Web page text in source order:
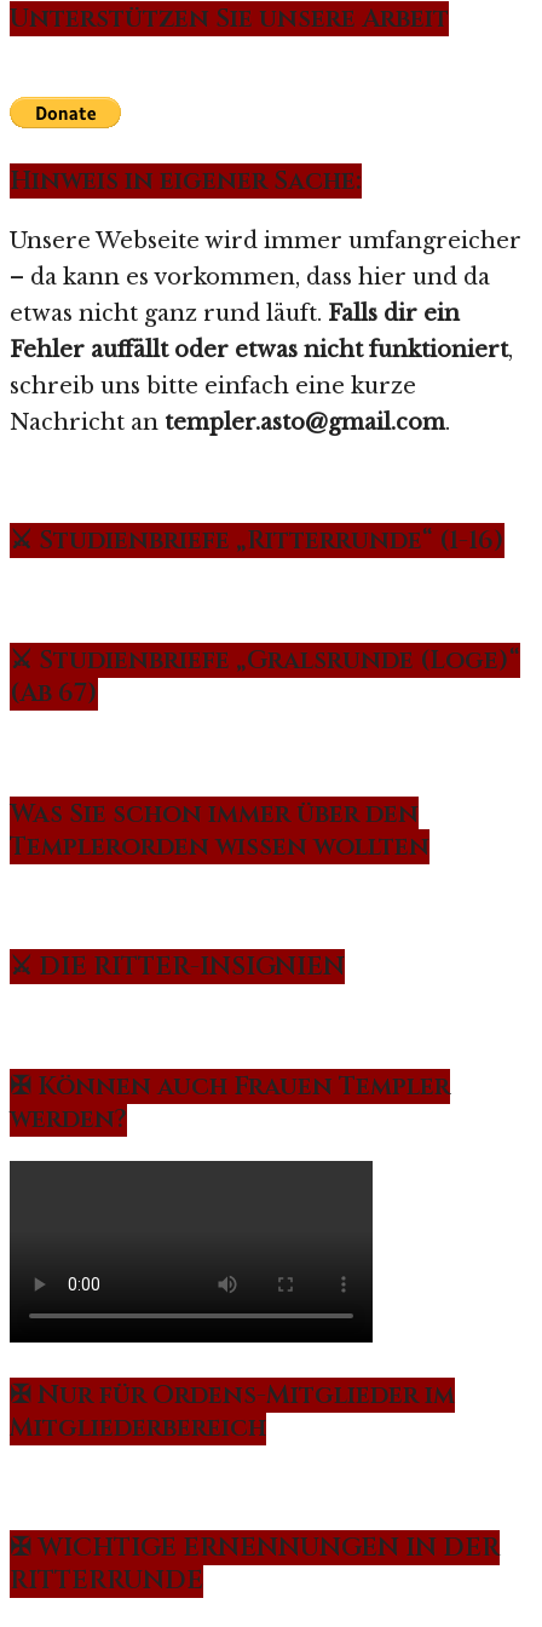
Unterstützen Sie unsere Arbeit
Hinweis in eigener Sache:
Unsere Webseite wird immer umfangreicher
– da kann es vorkommen, dass hier und da
etwas nicht ganz rund läuft. Falls dir ein
Fehler auffällt oder etwas nicht funktioniert,
schreib uns bitte einfach eine kurze
Nachricht an templer.asto@gmail.com.
⚔️ Studienbriefe „Ritterrunde“ (1-16)
⚔️ Studienbriefe „Gralsrunde (Loge)“
(Ab 67)
Was Sie schon immer über den
Templerorden wissen wollten
⚔️ DIE RITTER-INSIGNIEN
✠ Können auch Frauen Templer
werden?
✠ Nur für Ordens-Mitglieder im
Mitgliederbereich
✠ WICHTIGE ERNENNUNGEN IN DER
RITTERRUNDE